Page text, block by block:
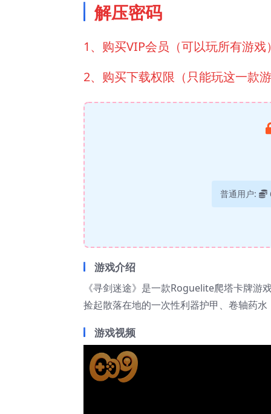
解压密码
1、购买VIP会员（可以玩所有游
2、购买下载权限（只能玩这一款
普通用户:
游戏介绍
《寻剑迷途》是一款Roguelite爬塔卡牌游
捡起散落在地的一次性利器护甲、卷轴药
游戏视频